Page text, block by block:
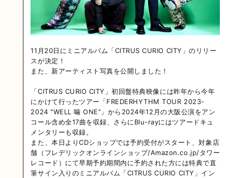
11月20日にミニアルバム「CITRUS CURIO CITY」のリリー
スが決定！
また、新アーティスト写真を公開しました！
「CITRUS CURIO CITY」初回盤特典映像には昨年から今年
にかけて行ったツアー「FREDERHYTHM TOUR 2023-
2024 "WELL 噛 ONE“」から2024年12月の大阪公演をアン
コール含め全17曲を収録、さらにBlu-rayにはツアードキュ
メンタリーも収録。
また、本日よりCDショップでは予約受付がスタート、対象店
舗（フレデリックオンラインショップ/Amazon.co.jp/タワー
レコード）にて早期予約期間内に予約された方には特典で直
筆サイン入りのミニアルバム「CITRUS CURIO CITY」イン